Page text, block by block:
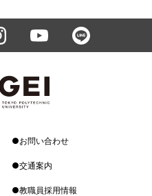
お問い合わせ
交通案内
教職員採用情報